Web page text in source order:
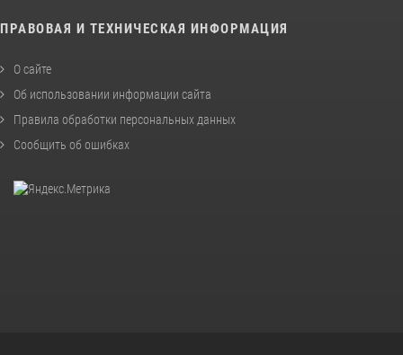
ПРАВОВАЯ И ТЕХНИЧЕСКАЯ ИНФОРМАЦИЯ
О сайте
Об использовании информации сайта
Правила обработки персональных данных
Сообщить об ошибках